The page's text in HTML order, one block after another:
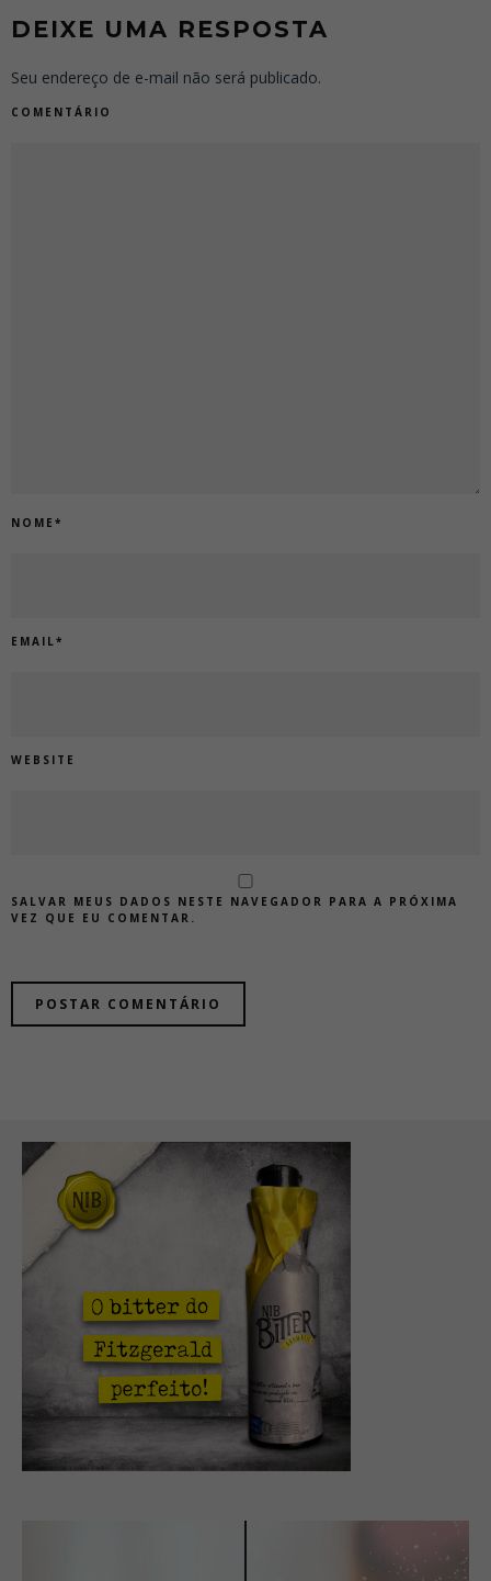
DEIXE UMA RESPOSTA
Seu endereço de e-mail não será publicado.
COMENTÁRIO
NOME *
EMAIL*
WEBSITE
SALVAR MEUS DADOS NESTE NAVEGADOR PARA A PRÓXIMA
VEZ QUE EU COMENTAR.